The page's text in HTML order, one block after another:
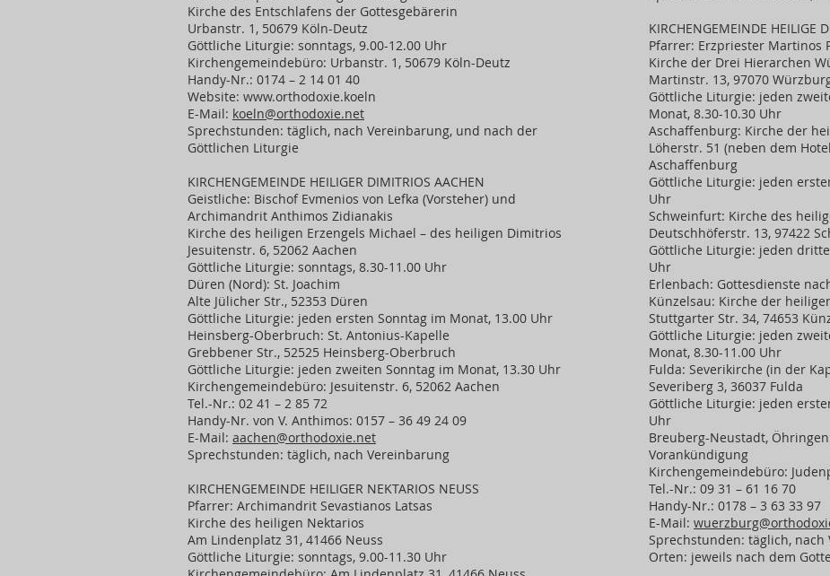
Kirche des Entschlafens der Gottesgebärerin
Urbanstr. 1, 50679 Köln-Deutz
Göttliche Liturgie: sonntags, 9.00-12.00 Uhr
Kirchengemeindebüro: Urbanstr. 1, 50679 Köln-Deutz
Handy-Nr.: 0174 – 2 14 01 40
Website: www.orthodoxie.koeln
E-Mail: koeln@orthodoxie.net
Sprechstunden: täglich, nach Vereinbarung, und nach der
Göttlichen Liturgie
KIRCHENGEMEINDE HEILIGER DIMITRIOS AACHEN
Geistliche: Bischof Evmenios von Lefka (Vorsteher) und
Archimandrit Anthimos Zidianakis
Kirche des heiligen Erzengels Michael – des heiligen Dimitrios
Jesuitenstr. 6, 52062 Aachen
Göttliche Liturgie: sonntags, 8.30-11.00 Uhr
Düren (Nord): St. Joachim
Alte Jülicher Str., 52353 Düren
Göttliche Liturgie: jeden ersten Sonntag im Monat, 13.00 Uhr
Heinsberg-Oberbruch: St. Antonius-Kapelle
Grebbener Str., 52525 Heinsberg-Oberbruch
Göttliche Liturgie: jeden zweiten Sonntag im Monat, 13.30 Uhr
Kirchengemeindebüro: Jesuitenstr. 6, 52062 Aachen
Tel.-Nr.: 02 41 – 2 85 72
Handy-Nr. von V. Anthimos: 0157 – 36 49 24 09
E-Mail: aachen@orthodoxie.net
Sprechstunden: täglich, nach Vereinbarung
KIRCHENGEMEINDE HEILIGER NEKTARIOS NEUSS
Pfarrer: Archimandrit Sevastianos Latsas
Kirche des heiligen Nektarios
Am Lindenplatz 31, 41466 Neuss
Göttliche Liturgie: sonntags, 9.00-11.30 Uhr
KIRCHENGEMEINDE HEILIGE
Pfarrer: Erzpriester Martinos
Kirche der Drei Hierarchen
Martinstr. 13, 97070
Göttliche Liturgie: jeden
Monat, 8.30-10.30 Uhr
Aschaffenburg: Kirche der
Löherstr. 51 (neben dem
Aschaffenburg
Göttliche Liturgie: jeden
Uhr
Schweinfurt: Kirche des
Deutschhöferstr. 13, 97422
Göttliche Liturgie: jeden
Uhr
Erlenbach: Gottesdienste
Künzelsau: Kirche der
Stuttgarter Str. 34, 74653
Göttliche Liturgie: jeden
Monat, 8.30-11.00 Uhr
Fulda: Severikirche (in der
Severiberg 3, 36037 Fulda
Göttliche Liturgie: jeden
Uhr
Breuberg-Neustadt,
Vorankündigung
Kirchengemeindebüro:
Tel.-Nr.: 09 31 – 61 16 70
Handy-Nr.: 0178 – 3 63 33 97
E-Mail:
Sprechstunden: täglich,
Orten: jeweils nach dem